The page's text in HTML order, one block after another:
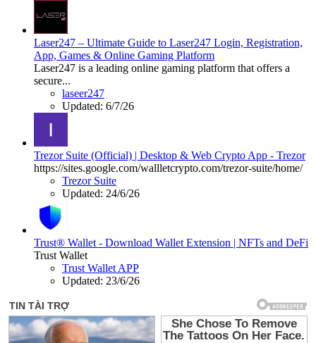
Laser247 – Ultimate Guide to Laser247 Login, Registration,
App, Games & Online Gaming Platform
Laser247 is a leading online gaming platform that offers a
secure...
laseer247
Updated: 6/7/26
Trezor Suite (Official) | Desktop & Web Crypto App - Trezor
https://sites.google.com/wallletcrypto.com/trezor-suite/home/
Trezor Suite
Updated: 24/6/26
Trust® Wallet - Download Wallet Extension | NFTs and DeFi
Trust Wallet
Trust Wallet APP
Updated: 23/6/26